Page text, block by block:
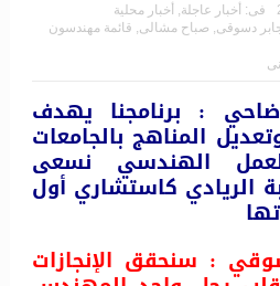
فى: أخبار عاجلة, أخبار محلية
دسوقى, صباح مشالى, قائمة مهندسون
: برنامجنا يهدف
المناهج بالجامعات
الهندسي نسعى
الريادي كاستشاري أول
: سنحقق الإنجازات